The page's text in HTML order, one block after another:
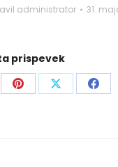
administrator 31.
prispevek
Share Share Share